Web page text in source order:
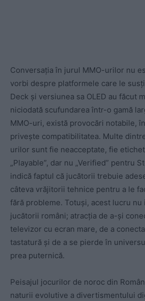
Conversația în jurul MMO-urilor nu
vorbi despre platformele care le
Deck și versiunea sa OLED au făcut
niciodată scufundarea într-o gamă
MMO-uri, există provocări notabile,
privește compatibilitatea. Multe
urilor sunt fie neacceptate, fie
„Playable”, dar nu „Verified” pentru
indică faptul că jucătorii trebuie
câteva vrăjitorii tehnice pentru a le
fără probleme. Totuși, acest lucru nu
jucătorii români; atracția de a-și
televizor cu ecran mare, de a
tastatură și de a se pierde în
prea puternică.
Peisajul jocurilor de noroc din
naturii evolutive a divertismentului